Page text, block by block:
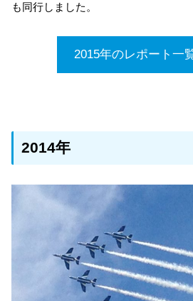
も同行しました。
2015年のレポート一
2014年